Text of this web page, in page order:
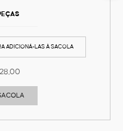
ADICIONÁ-LAS À SACOLA